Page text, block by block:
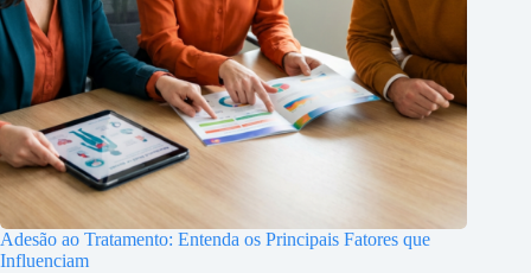
Adesão ao Tratamento: Entenda os Principais Fatores que
Influenciam